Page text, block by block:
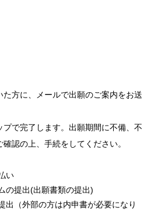
た方に、メールで出願のご案内をお送
プで完了します。出願期間に不備、不
確認の上、手続をしてください。
い
の提出(出願書類の提出)
出（外部の方は内申書が必要になり